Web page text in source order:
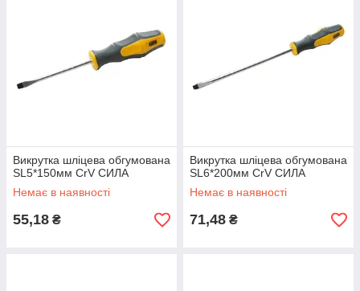
Викрутка шліцева обгумована
SL5*150мм CrV СИЛА
Немає в наявності
55,18 ₴
Викрутка шліцева обгумована
SL6*200мм CrV СИЛА
Немає в наявності
71,48 ₴